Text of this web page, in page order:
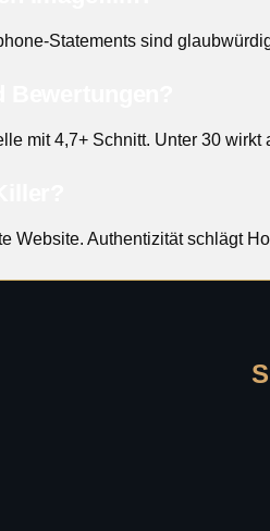
Statements sind
mit 4,7+ Schnitt. Unter 30
Website. Authentizität schlägt